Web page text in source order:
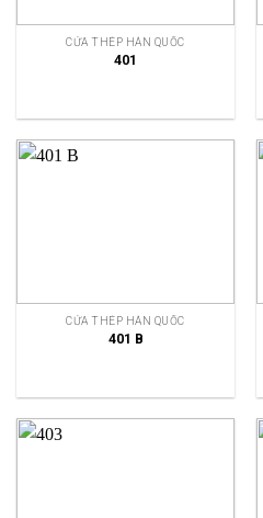
CỬA THÉP HÀN QUỐC
401
CỬA THÉP HÀN QUỐC
401 B